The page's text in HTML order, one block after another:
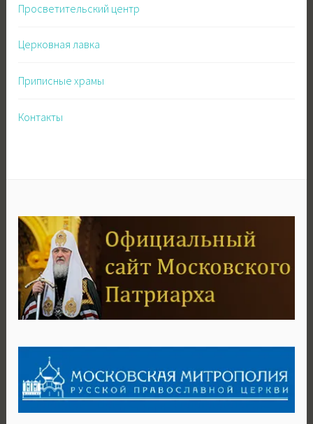
Просветительский центр
Церковная лавка
Приписные храмы
Контакты